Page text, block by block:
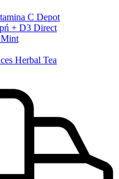
C Depot
+ D3 Direct
Mint
Herbal Tea